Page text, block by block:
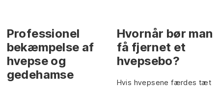
Professionel
bekæmpelse af
hvepse og
gedehamse
Hvornår bør man
få fjernet et
hvepsebo?
Hvis hvepsene færdes tæt